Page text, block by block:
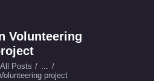
Volunteering
All Posts
...
project